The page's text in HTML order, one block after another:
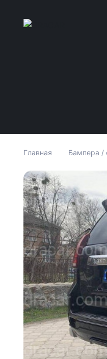
Главная Бампера /